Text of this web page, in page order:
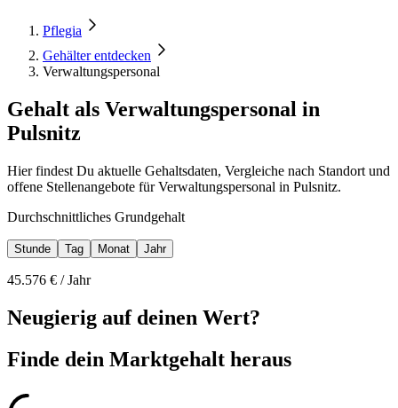
Pflegia
Gehälter entdecken
Verwaltungspersonal
Gehalt als Verwaltungspersonal in
Pulsnitz
Hier findest Du aktuelle Gehaltsdaten, Vergleiche nach Standort und
offene Stellenangebote für Verwaltungspersonal in Pulsnitz.
Durchschnittliches Grundgehalt
Stunde Tag Monat Jahr
45.576 € /Jahr
Neugierig auf deinen Wert?
Finde dein Marktgehalt heraus